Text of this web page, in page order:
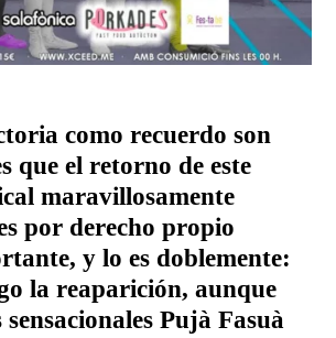
como recuerdo son
que el retorno de este
maravillosamente
por derecho propio
y lo es doblemente:
la reaparición, aunque
Pujà Fasuà